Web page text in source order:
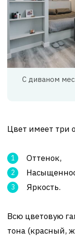
С диваном
Цвет имеет три
Оттенок,
Яркость.
Всю цветовую
тона (красный,